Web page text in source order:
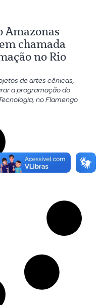
Amazonas
chamada
no Rio
de artes cênicas,
a programação do
no Flamengo